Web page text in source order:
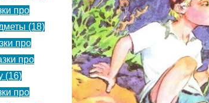
про
(18)
про
про
(16)
про